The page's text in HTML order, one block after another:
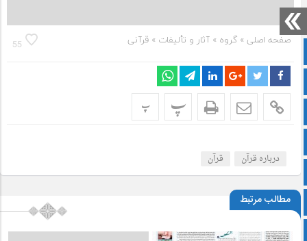
سروش
اینستاگرام
زبان انگلیسی
پشتو
صفحه اصلی » گروه » آثار و تألیفات » قرآنی 55
پ پ
درباره قرآن قرآن
مطالب مرتبط